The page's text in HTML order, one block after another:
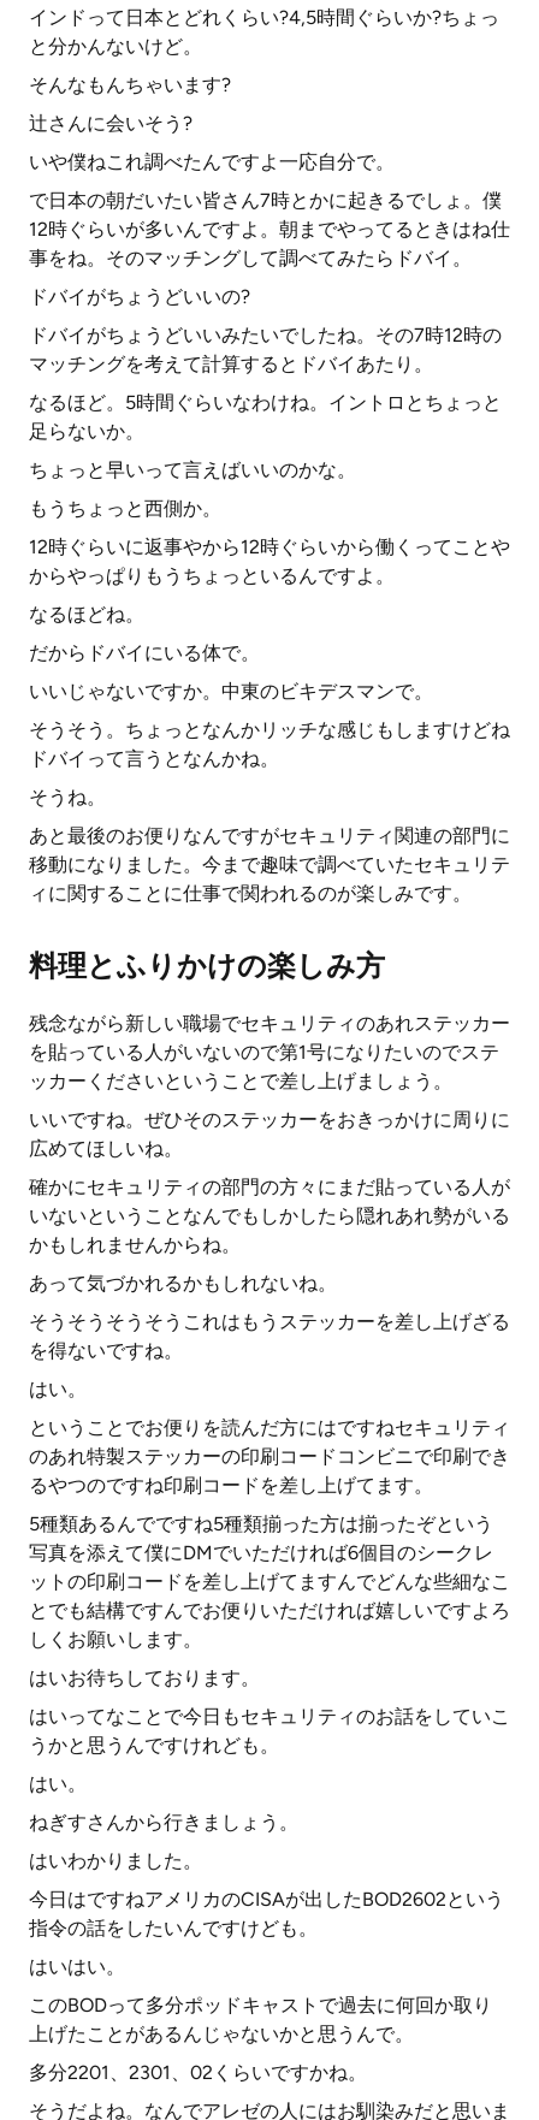
インドって日本とどれくらい?4,5時間ぐらいか?ちょっ
と分かんないけど。
そんなもんちゃいます?
辻さんに会いそう?
いや僕ねこれ調べたんですよ一応自分で。
で日本の朝だいたい皆さん7時とかに起きるでしょ。僕
12時ぐらいが多いんですよ。朝までやってるときはね仕
事をね。そのマッチングして調べてみたらドバイ。
ドバイがちょうどいいの?
ドバイがちょうどいいみたいでしたね。その7時12時の
マッチングを考えて計算するとドバイあたり。
なるほど。5時間ぐらいなわけね。イントロとちょっと
足らないか。
ちょっと早いって言えばいいのかな。
もうちょっと西側か。
12時ぐらいに返事やから12時ぐらいから働くってことや
からやっぱりもうちょっといるんですよ。
なるほどね。
だからドバイにいる体で。
いいじゃないですか。中東のビキデスマンで。
そうそう。ちょっとなんかリッチな感じもしますけどね
ドバイって言うとなんかね。
そうね。
あと最後のお便りなんですがセキュリティ関連の部門に
移動になりました。今まで趣味で調べていたセキュリテ
ィに関することに仕事で関われるのが楽しみです。
料理とふりかけの楽しみ方
残念ながら新しい職場でセキュリティのあれステッカー
を貼っている人がいないので第1号になりたいのでステ
ッカーくださいということで差し上げましょう。
いいですね。ぜひそのステッカーをおきっかけに周りに
広めてほしいね。
確かにセキュリティの部門の方々にまだ貼っている人が
いないということなんでもしかしたら隠れあれ勢がいる
かもしれませんからね。
あって気づかれるかもしれないね。
そうそうそうそうこれはもうステッカーを差し上げざる
を得ないですね。
はい。
ということでお便りを読んだ方にはですねセキュリティ
のあれ特製ステッカーの印刷コードコンビニで印刷でき
るやつのですね印刷コードを差し上げてます。
5種類あるんでですね5種類揃った方は揃ったぞという
写真を添えて僕にDMでいただければ6個目のシークレ
ットの印刷コードを差し上げてますんでどんな些細なこ
とでも結構ですんでお便りいただければ嬉しいですよろ
しくお願いします。
はいお待ちしております。
はいってなことで今日もセキュリティのお話をしていこ
うかと思うんですけれども。
はい。
ねぎすさんから行きましょう。
はいわかりました。
今日はですねアメリカのCISAが出したBOD2602という
指令の話をしたいんですけども。
はいはい。
このBODって多分ポッドキャストで過去に何回か取り
上げたことがあるんじゃないかと思うんで。
多分2201、2301、02くらいですかね。
そうだよね。なんでアレゼの人にはお馴染みだと思いま